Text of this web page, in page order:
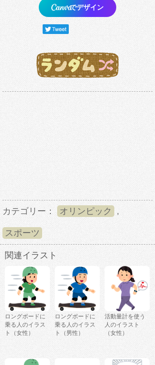
でデザイン
カテゴリー： オリンピック ,
スポーツ
関連イラスト
ロングボードに
乗る人のイラス
ト（女性）
ロングボードに
乗る人のイラス
ト（男性）
活動量計を使う
人のイラスト
（女性）